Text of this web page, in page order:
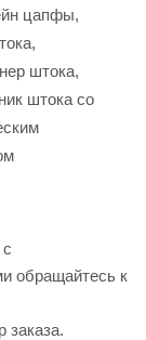
цапфы,
штока,
штока со
обращайтесь к
заказа.